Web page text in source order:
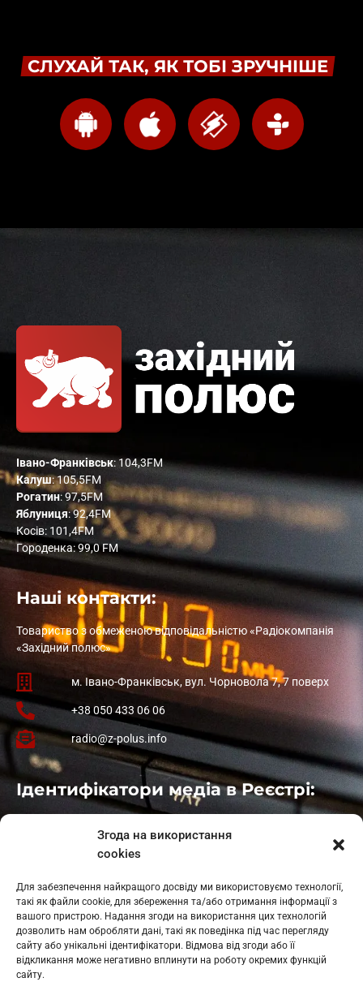
Згода на використання
cookies
Для забезпечення найкращого досвіду ми використовуємо технології,
такі як файли cookie, для збереження та/або отримання інформації з
вашого пристрою. Надання згоди на використання цих технологій
дозволить нам обробляти дані, такі як поведінка під час перегляду
сайту або унікальні ідентифікатори. Відмова від згоди або її
відкликання може негативно вплинути на роботу окремих функцій
сайту.
СЛУХАЙ ТАК, ЯК ТОБІ ЗРУЧНІШЕ
Івано-Франківськ: 104,3FM
Калуш: 105,5FM
Рогатин: 97,5FM
Яблуниця: 92,4FM
Косів: 101,4FM
Городенка: 99,0 FM
Наші контакти:
Товариство з обмеженою відповідальністю «Радіокомпанія
«Західний полюс»
м. Івано-Франківськ, вул. Чорновола 7, 7 поверх
+38 050 433 06 06
radio@z-polus.info
Ідентифікатори медіа в Реєстрі:
: L11-01410
: L11-01801
Косів: L11-01805
Гарасимів: L11-02274